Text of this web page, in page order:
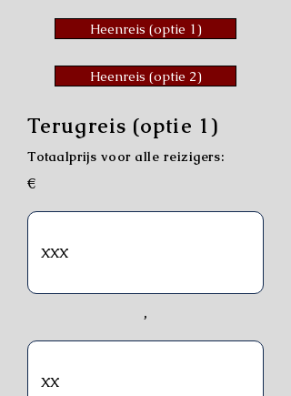
Heenreis (optie 1)
Heenreis (optie 2)
Terugreis (optie 1)
Totaalprijs voor alle reizigers:
€
,